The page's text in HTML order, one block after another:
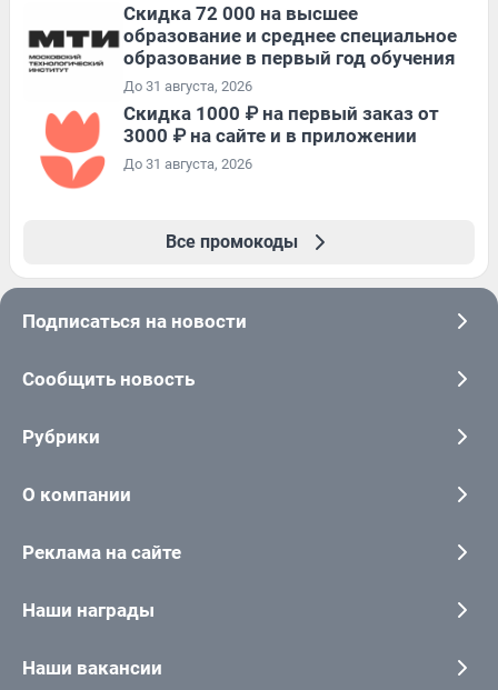
Скидка 72 000 на высшее
образование и среднее специальное
образование в первый год обучения
До 31 августа, 2026
Скидка 1000 ₽ на первый заказ от
3000 ₽ на сайте и в приложении
До 31 августа, 2026
Все промокоды
Подписаться на новости
Сообщить новость
Рубрики
О компании
Реклама на сайте
Наши награды
Наши вакансии